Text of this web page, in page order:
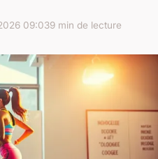
09:039 min de lecture